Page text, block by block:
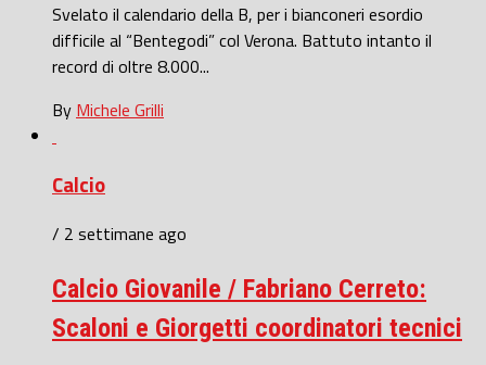
Svelato il calendario della B, per i bianconeri esordio
difficile al “Bentegodi” col Verona. Battuto intanto il
record di oltre 8.000...
By Michele Grilli
Calcio
/ 2 settimane ago
Calcio Giovanile / Fabriano Cerreto:
Scaloni e Giorgetti coordinatori tecnici